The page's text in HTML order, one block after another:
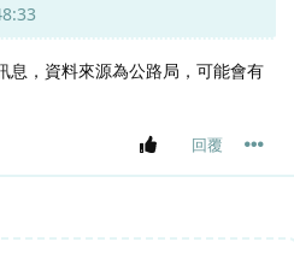
，資料來源為公路局，可能會有
回覆